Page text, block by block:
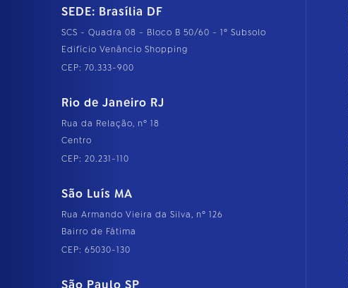
SEDE: Brasília DF
SCS - Quadra 08 - Bloco B 50/60 - 1º Subsolo
Edifício Venâncio Shopping
CEP: 70.333-900
Rio de Janeiro RJ
Rua da Relação, nº 18
Centro
CEP: 20.231-110
São Luís MA
Rua Armando Vieira da Silva, nº 126
Bairro de Fátima
CEP: 65030-130
São Paulo SP